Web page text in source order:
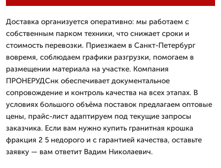
Доставка организуется оперативно: мы работаем с
собственным парком техники, что снижает сроки и
стоимость перевозки. Приезжаем в Санкт-Петербург
вовремя, соблюдаем графики разгрузки, помогаем в
размещении материала на участке. Компания
ПРОНЕРУДСнк обеспечивает документальное
сопровождение и контроль качества на всех этапах. В
условиях большого объёма поставок предлагаем оптовые
цены, прайс-лист адаптируем под текущие запросы
заказчика. Если вам нужно купить гранитная крошка
фракция 2 5 недорого и с гарантией качества, оставьте
заявку — вам ответит Вадим Николаевич.